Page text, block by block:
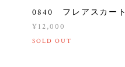
0840 フレアスカート
¥12,000
SOLD OUT